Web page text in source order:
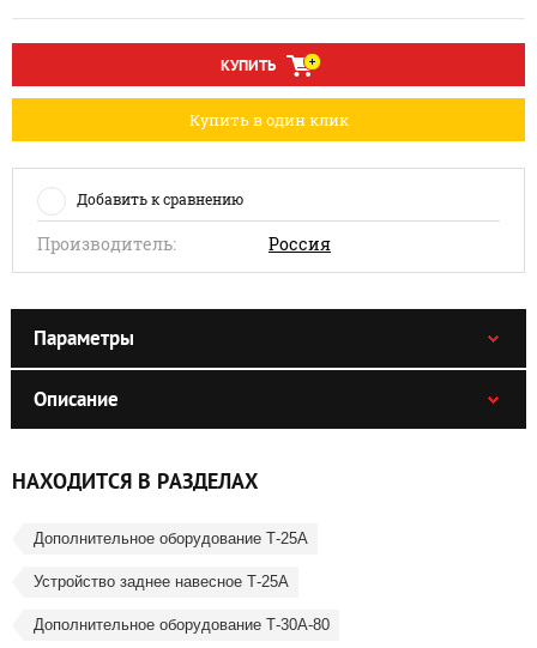
КУПИТЬ
Купить в один клик
Добавить к сравнению
Производитель: Россия
Параметры
Описание
НАХОДИТСЯ В РАЗДЕЛАХ
Дополнительное оборудование Т-25А
Устройство заднее навесное Т-25А
Дополнительное оборудование Т-30А-80